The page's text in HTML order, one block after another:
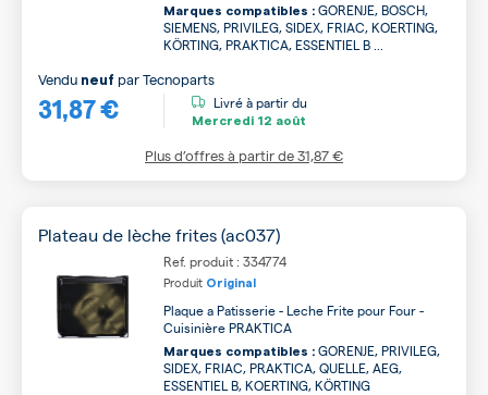
Marques compatibles : GORENJE, BOSCH,
SIEMENS, PRIVILEG, SIDEX, FRIAC, KOERTING,
KÖRTING, PRAKTICA, ESSENTIEL B ...
31,87 €
Vendu neuf parTecnoparts
Livré à partir du
Mercredi 12 août
Plus d’offres à partir de31,87 €
Plateau de lèche frites (ac037)
Ref. produit : 334774
Produit Original
Plaque a Patisserie - Leche Frite pour Four -
Cuisinière PRAKTICA
Marques compatibles : GORENJE, PRIVILEG,
SIDEX, FRIAC, PRAKTICA, QUELLE, AEG,
ESSENTIEL B, KOERTING, KÖRTING